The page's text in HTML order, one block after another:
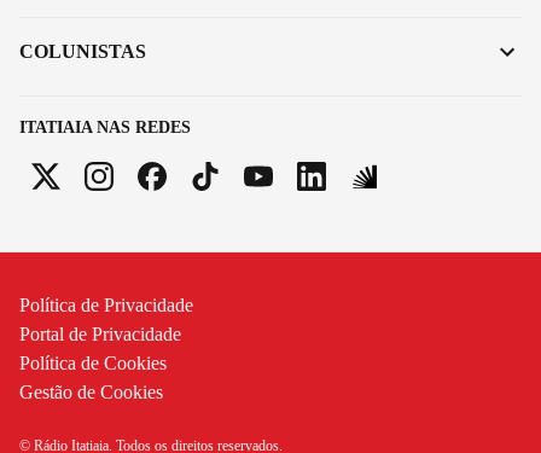
ITATIAIA NAS REDES
COLUNISTAS
Política de Privacidade
Portal de Privacidade
Política de Cookies
Gestão de Cookies
© Rádio Itatiaia. Todos os direitos reservados.